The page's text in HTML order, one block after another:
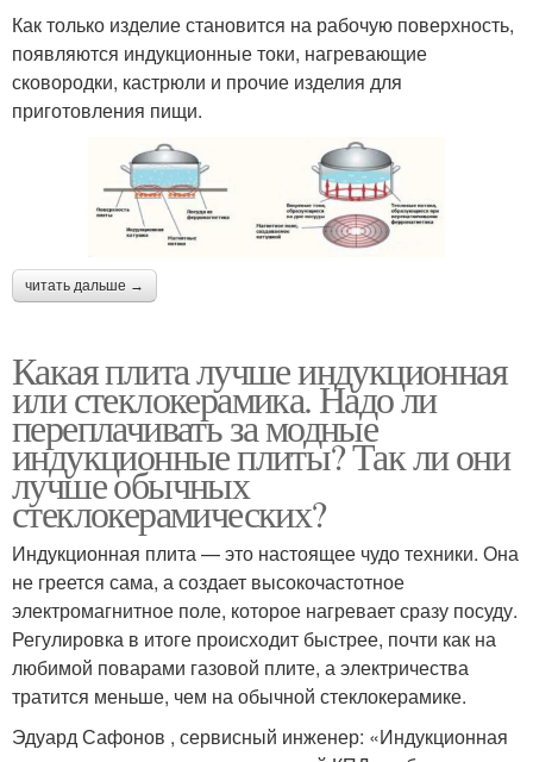
Как только изделие становится на рабочую поверхность,
появляются индукционные токи, нагревающие
сковородки, кастрюли и прочие изделия для
приготовления пищи.
читать дальше →
Какая плита лучше индукционная
или стеклокерамика. Надо ли
переплачивать за модные
индукционные плиты? Так ли они
лучше обычных
стеклокерамических?
Индукционная плита — это настоящее чудо техники. Она
не греется сама, а создает высокочастотное
электромагнитное поле, которое нагревает сразу посуду.
Регулировка в итоге происходит быстрее, почти как на
любимой поварами газовой плите, а электричества
тратится меньше, чем на обычной стеклокерамике.
Эдуард Сафонов , сервисный инженер: «Индукционная